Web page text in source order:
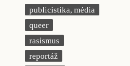
publicistika, média
queer
rasismus
reportáž